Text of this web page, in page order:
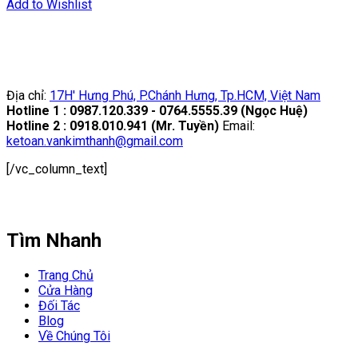
Add to Wishlist
Địa chỉ: 17H' Hưng Phú, P.Chánh Hưng, Tp.HCM, Việt Nam
Hotline 1 : 0987.120.339 - 0764.5555.39 (Ngọc Huệ)
Hotline 2 : 0918.010.941 (Mr. Tuyền) Email:
ketoan.vankimthanh@gmail.com
[/vc_column_text]
Tìm Nhanh
Trang Chủ
Cửa Hàng
Đối Tác
Blog
Về Chúng Tôi